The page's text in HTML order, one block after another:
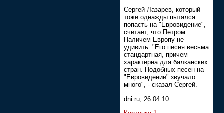
Сергей Лазарев, который
тоже однажды пытался
попасть на "Евровидение",
считает, что Петром
Наличем Европу не
удивить: "Его песня весьма
стандартная, причем
характерна для балканских
стран. Подобных песен на
"Евровидении" звучало
много", - сказал Сергей.
dni.ru, 26.04.10